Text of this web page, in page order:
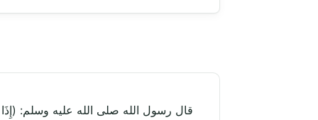
قال رسول الله صلى الله عليه وسلم: